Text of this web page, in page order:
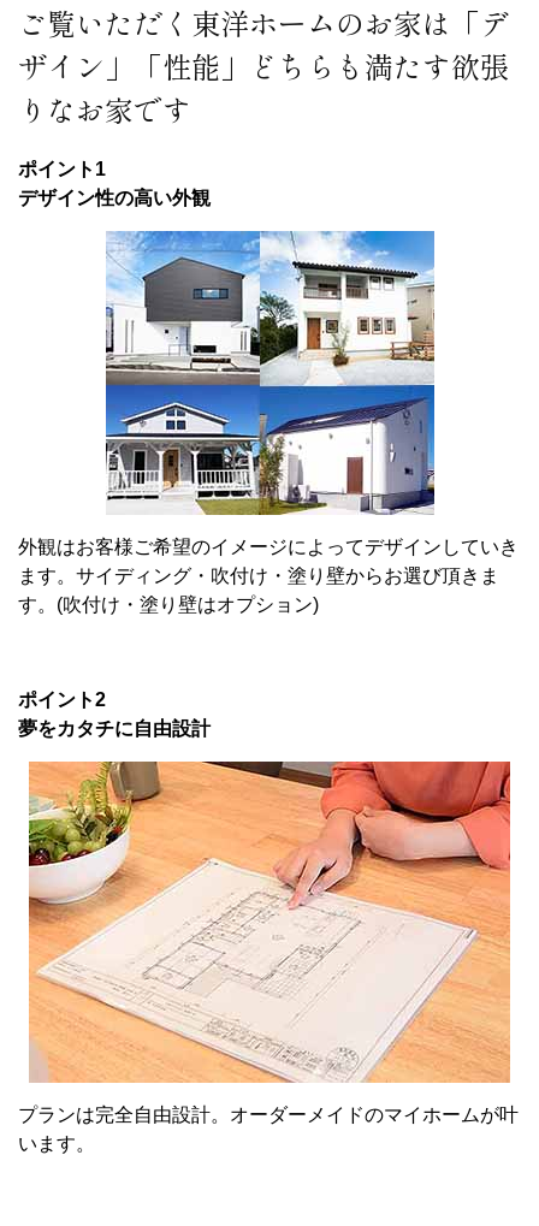
ご覧いただく東洋ホームのお家は「デ
ザイン」「性能」どちらも満たす欲張
りなお家です
ポイント1
デザイン性の高い外観
外観はお客様ご希望のイメージによってデザインしていき
ます。サイディング・吹付け・塗り壁からお選び頂きま
す。(吹付け・塗り壁はオプション)
ポイント2
夢をカタチに自由設計
プランは完全自由設計。オーダーメイドのマイホームが叶
います。